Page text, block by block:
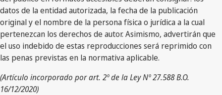
datos de la entidad autorizada, la fecha de la publicación
original y el nombre de la persona física o jurídica a la cual
pertenezcan los derechos de autor. Asimismo, advertirán que
el uso indebido de estas reproducciones será reprimido con
las penas previstas en la normativa aplicable.
(Artículo incorporado por art. 2º de la Ley Nº 27.588 B.O.
16/12/2020)